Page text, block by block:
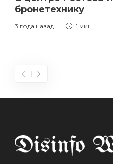
бронетехнику
3 года назад 1 мин